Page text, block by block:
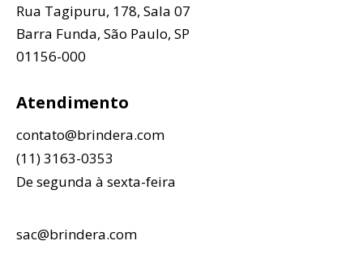
Rua Tagipuru, 178, Sala 07
Barra Funda, São Paulo, SP
01156-000
Atendimento
contato@brindera.com
(11) 3163-0353
De segunda à sexta-feira
sac@brindera.com